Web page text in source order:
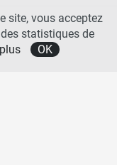
site, vous acceptez
statistiques de
OK